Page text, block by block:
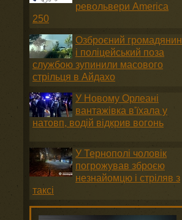
револьвери America
250
Озброєний громадянин
і поліцейський поза
службою зупинили масового
стрільця в Айдахо
У Новому Орлеані
вантажівка в'їхала у
натовп, водій відкрив вогонь
У Тернополі чоловік
погрожував зброєю
незнайомцю і стріляв з
таксі